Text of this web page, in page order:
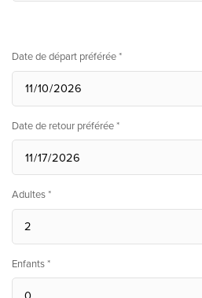
Date de départ préférée *
Date de retour préférée *
Adultes *
Enfants *